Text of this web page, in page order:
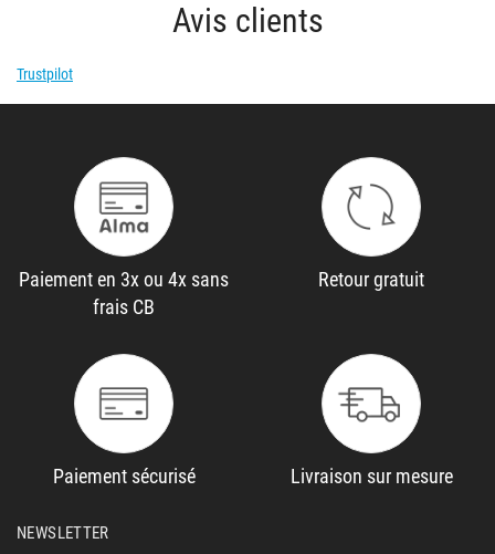
Avis clients
Trustpilot
Paiement en 3x ou 4x sans
frais CB
Retour gratuit
Paiement sécurisé Livraison sur mesure
NEWSLETTER